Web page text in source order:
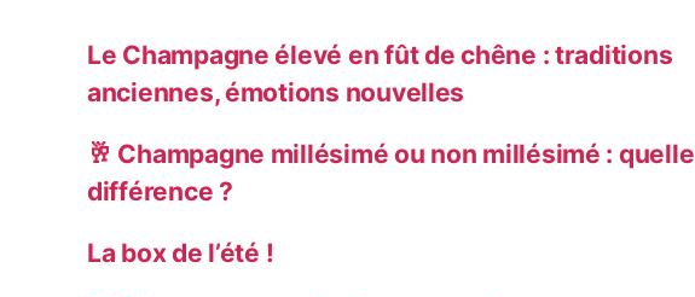
Le Champagne élevé en fût de chêne : traditions
anciennes, émotions nouvelles
🥂 Champagne millésimé ou non millésimé : quelle
différence ?
La box de l’été !